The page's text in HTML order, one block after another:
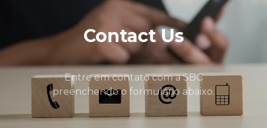
Contact Us
Entre em contato com a SBC
preenchendo o formulário abaixo.